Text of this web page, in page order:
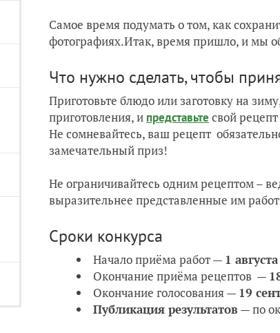
Самое время подумать о том, как
фотографиях.Итак, время пришло, и мы
Что нужно сделать, чтобы
Приготовьте блюдо или заготовку на
приготовления, и представьте свой
Не сомневайтесь, ваш рецепт
замечательный приз!
Не ограничивайтесь одним рецептом –
выразительнее представленные им
Сроки конкурса
Начало приёма работ — 1 августа
Окончание приёма рецептов —
Окончание голосования — 19
Публикация результатов — по